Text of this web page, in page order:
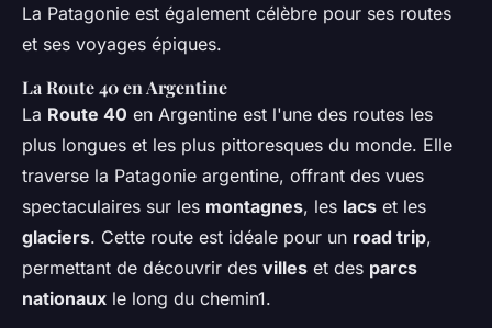
La Patagonie est également célèbre pour ses routes
et ses voyages épiques.
La Route 40 en Argentine
La Route 40 en Argentine est l'une des routes les
plus longues et les plus pittoresques du monde. Elle
traverse la Patagonie argentine, offrant des vues
spectaculaires sur les montagnes, les lacs et les
glaciers. Cette route est idéale pour un road trip,
permettant de découvrir des villes et des parcs
nationaux le long du chemin1.